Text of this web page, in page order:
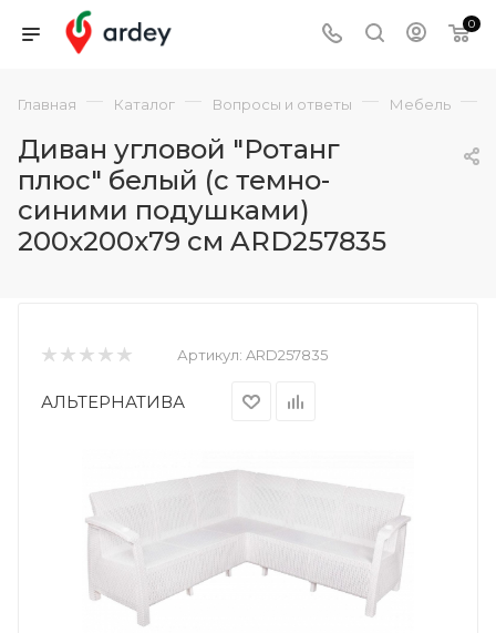
0
Главная — Каталог — Вопросы и ответы — Мебель —
Диван угловой "Ротанг
плюс" белый (с темно-
синими подушками)
200x200x79 см ARD257835
Артикул: ARD257835
АЛЬТЕРНАТИВА